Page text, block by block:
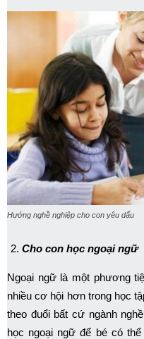
Hướng nghề nghiệp cho con yêu dấu
Cho con học ngoại ngữ
Ngoại ngữ là một phương
nhiều cơ hội hơn trong học
theo đuổi bất cứ ngành
học ngoại ngữ để bé có